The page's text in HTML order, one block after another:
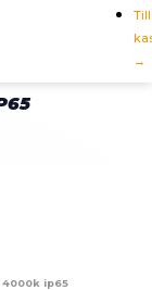
Till
→
4000k ip65